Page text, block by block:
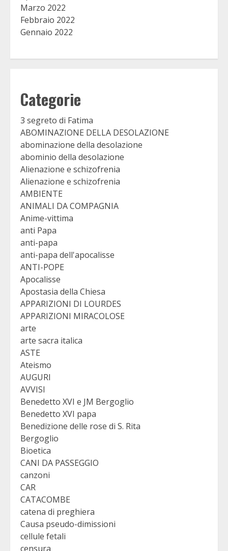
Marzo 2022
Febbraio 2022
Gennaio 2022
Categorie
3 segreto di Fatima
ABOMINAZIONE DELLA DESOLAZIONE
abominazione della desolazione
abominio della desolazione
Alienazione e schizofrenia
Alienazione e schizofrenia
AMBIENTE
ANIMALI DA COMPAGNIA
Anime-vittima
anti Papa
anti-papa
anti-papa dell'apocalisse
ANTI-POPE
Apocalisse
Apostasia della Chiesa
APPARIZIONI DI LOURDES
APPARIZIONI MIRACOLOSE
arte
arte sacra italica
ASTE
Ateismo
AUGURI
AVVISI
Benedetto XVI e JM Bergoglio
Benedetto XVI papa
Benedizione delle rose di S. Rita
Bergoglio
Bioetica
CANI DA PASSEGGIO
canzoni
CAR
CATACOMBE
catena di preghiera
Causa pseudo-dimissioni
cellule fetali
censura